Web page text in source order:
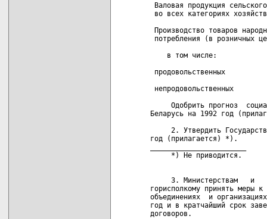
Валовая продукция
во всех категориях
Производство товаров
потребления (в
    в том числе:
продовольственных
Одобрить прогноз
Беларусь на 1992 год
2. Утвердить
год (прилагается) *).
     *) Не приводится.
3. Министерствам   и
горисполкому принять меры
объединениях  и
год и в кратчайший срок
договоров.